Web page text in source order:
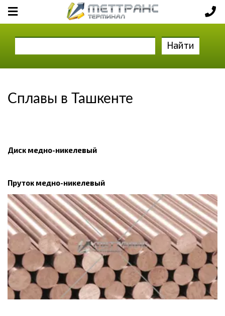
Найти
Сплавы в Ташкенте
Диск медно-никелевый
Пруток медно-никелевый